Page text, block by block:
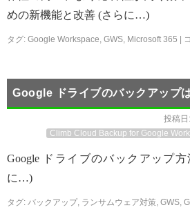
めの新機能と改善 (さらに…)
タグ: Google Workspace, GWS, Microsoft 365
Google ドライブのバックアップ
投稿日:
Climb Cloud Backup for Google
Google ドライブのバックアップ
に…)
タグ: バックアップ, ランサムウェア対策, GWS,